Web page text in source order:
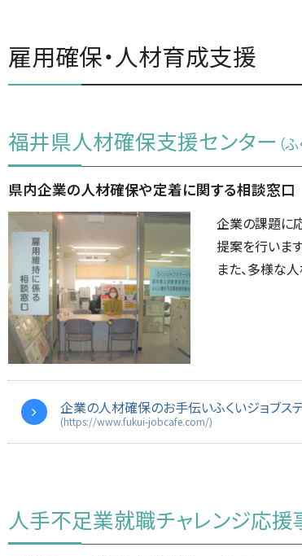
雇用確保・人材育成支援
福井県人材確保支援センター （
県内企業の人材確保や定着に関する相談窓口
企業の課題に
提案を行います
また、多様な
企業の人材確保のお手伝いふくいジョブス
(https://www.fukui-jobcafe.com/)
人手不足業就職チャレンジ応